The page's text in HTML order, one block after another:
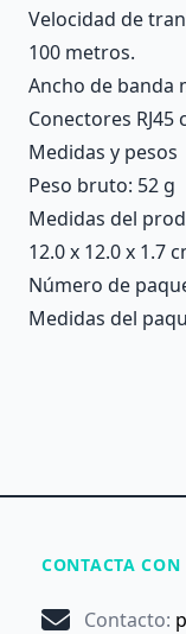
Velocidad de
100 metros.
Ancho de banda
Conectores
Medidas y pesos
Peso bruto: 52 g
Medidas del
12.0 x 12.0 x 1.7
Número de
Medidas del
CONTACTA CON
Contacto: